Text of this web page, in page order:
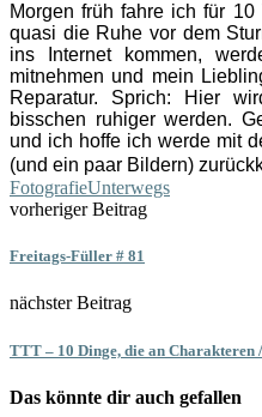
Morgen früh fahre ich für
quasi die Ruhe vor dem
ins Internet kommen,
mitnehmen und mein
Reparatur. Sprich: Hier
bisschen ruhiger werden.
und ich hoffe ich werde mit
(und ein paar Bildern)
FotografieUnterwegs
vorheriger Beitrag
Freitags-Füller # 81
nächster Beitrag
TTT – 10 Dinge, die an Charakteren
Das könnte dir auch gefallen